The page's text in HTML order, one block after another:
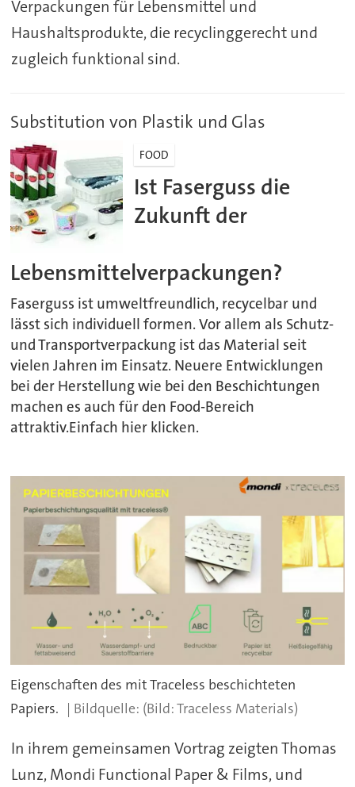
Verpackungen für Lebensmittel und
Haushaltsprodukte, die recyclinggerecht und
zugleich funktional sind.
Substitution von Plastik und Glas
FOOD
Ist Faserguss die
Zukunft der
Lebensmittelverpackungen?
Faserguss ist umweltfreundlich, recycelbar und
lässt sich individuell formen. Vor allem als Schutz-
und Transportverpackung ist das Material seit
vielen Jahren im Einsatz. Neuere Entwicklungen
bei der Herstellung wie bei den Beschichtungen
machen es auch für den Food-Bereich
attraktiv.Einfach hier klicken.
Eigenschaften des mit Traceless beschichteten
Papiers.
(Bild: Traceless Materials)
In ihrem gemeinsamen Vortrag zeigten Thomas
Lunz, Mondi Functional Paper & Films, und